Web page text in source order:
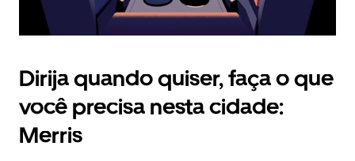
Dirija quando quiser, faça o que
você precisa nesta cidade:
Merris